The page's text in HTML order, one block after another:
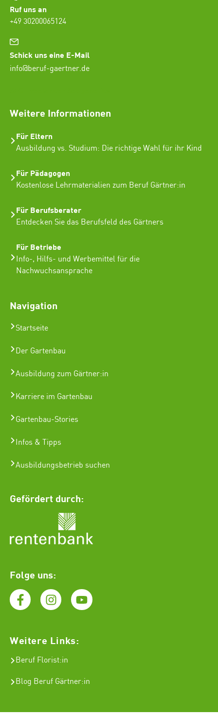
Ruf uns an
+49 30200065124
Schick uns eine E-Mail
info@beruf-gaertner.de
Weitere Informationen
Für Eltern
Ausbildung vs. Studium: Die richtige Wahl für ihr Kind
Für Pädagogen
Kostenlose Lehrmaterialien zum Beruf Gärtner:in
Für Berufsberater
Entdecken Sie das Berufsfeld des Gärtners
Für Betriebe
Info-, Hilfs- und Werbemittel für die
Nachwuchsansprache
Navigation
Startseite
Der Gartenbau
Ausbildung zum Gärtner:in
Karriere im Gartenbau
Gartenbau-Stories
Infos & Tipps
Ausbildungsbetrieb suchen
Gefördert durch:
Folge uns:
Weitere Links:
Beruf Florist:in
Blog Beruf Gärtner:in